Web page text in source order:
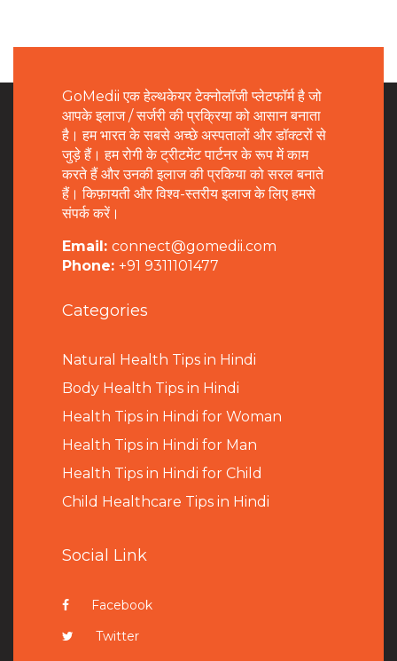
GoMedii एक हेल्थकेयर टेक्नोलॉजी प्लेटफॉर्म है जो
आपके इलाज / सर्जरी की प्रक्रिया को आसान बनाता
है। हम भारत के सबसे अच्छे अस्पतालों और डॉक्टरों से
जुड़े हैं। हम रोगी के ट्रीटमेंट पार्टनर के रूप में काम
करते हैं और उनकी इलाज की प्रकिया को सरल बनाते
हैं। किफ़ायती और विश्व-स्तरीय इलाज के लिए हमसे
संपर्क करें।
Email: connect@gomedii.com
Phone: +91 9311101477
Categories
Natural Health Tips in Hindi
Body Health Tips in Hindi
Health Tips in Hindi for Woman
Health Tips in Hindi for Man
Health Tips in Hindi for Child
Child Healthcare Tips in Hindi
Social Link
Facebook
Twitter